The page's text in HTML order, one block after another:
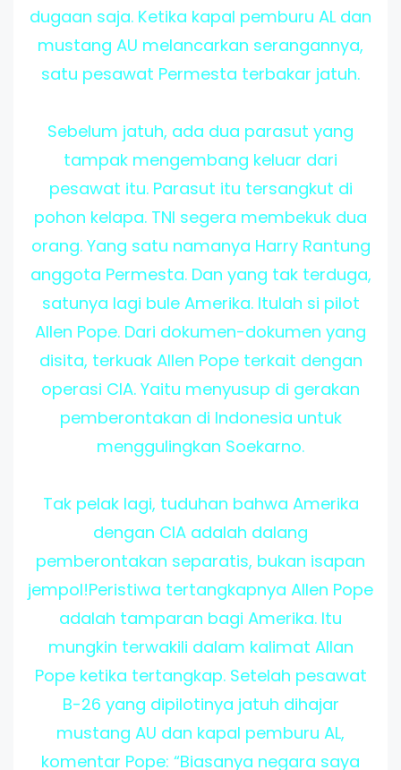
dugaan saja. Ketika kapal pemburu AL dan
mustang AU melancarkan serangannya,
satu pesawat Permesta terbakar jatuh.
Sebelum jatuh, ada dua parasut yang
tampak mengembang keluar dari
pesawat itu. Parasut itu tersangkut di
pohon kelapa. TNI segera membekuk dua
orang. Yang satu namanya Harry Rantung
anggota Permesta. Dan yang tak terduga,
satunya lagi bule Amerika. Itulah si pilot
Allen Pope. Dari dokumen-dokumen yang
disita, terkuak Allen Pope terkait dengan
operasi CIA. Yaitu menyusup di gerakan
pemberontakan di Indonesia untuk
menggulingkan Soekarno.
Tak pelak lagi, tuduhan bahwa Amerika
dengan CIA adalah dalang
pemberontakan separatis, bukan isapan
jempol!Peristiwa tertangkapnya Allen Pope
adalah tamparan bagi Amerika. Itu
mungkin terwakili dalam kalimat Allan
Pope ketika tertangkap. Setelah pesawat
B-26 yang dipilotinya jatuh dihajar
mustang AU dan kapal pemburu AL,
komentar Pope: “Biasanya negara saya